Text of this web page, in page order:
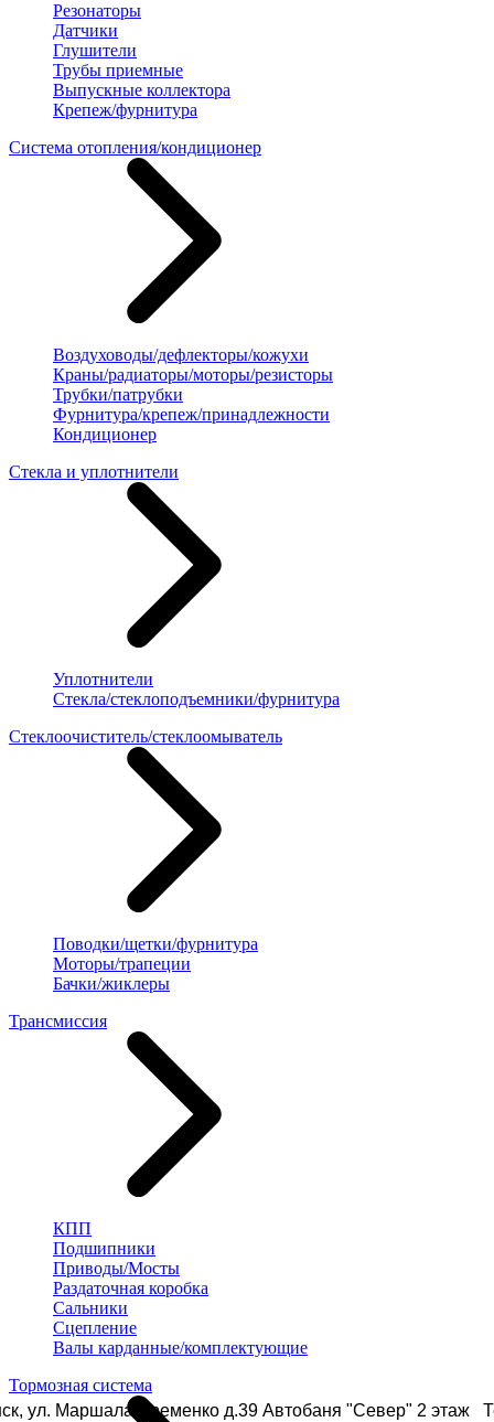
ул. Маршала Еременко д.39 Автобаня "Север" 2 этаж
Резонаторы
Датчики
Глушители
Трубы приемные
Выпускные коллектора
Крепеж/фурнитура
Система отопления/кондиционер
Воздуховоды/дефлекторы/кожухи
Краны/радиаторы/моторы/резисторы
Трубки/патрубки
Фурнитура/крепеж/принадлежности
Кондиционер
Стекла и уплотнители
Уплотнители
Стекла/стеклоподъемники/фурнитура
Стеклоочиститель/стеклоомыватель
Поводки/щетки/фурнитура
Моторы/трапеции
Бачки/жиклеры
Трансмиссия
КПП
Подшипники
Приводы/Мосты
Раздаточная коробка
Сальники
Сцепление
Валы карданные/комплектующие
Тормозная система